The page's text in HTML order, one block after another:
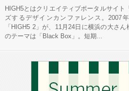
HIGH5とはクリエイティブポータルサイト
ズするデザインカンファレンス。2007
「HIGH5 2」が、11月24日に横浜の大さ
のテーマは「Black Box」。短期...